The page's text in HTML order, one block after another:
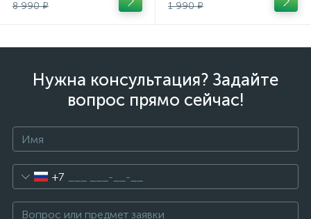
8 990 ₽
1 990 ₽
Нужна консультация? Задайте
вопрос прямо сейчас!
+7